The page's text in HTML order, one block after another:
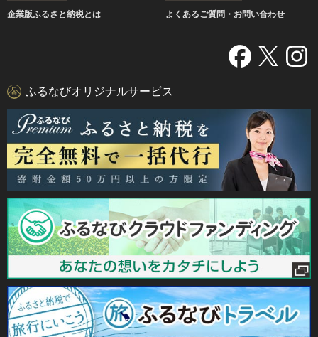
企業版ふるさと納税とは
よくあるご質問・お問い合わせ
ふるなびオリジナルサービス